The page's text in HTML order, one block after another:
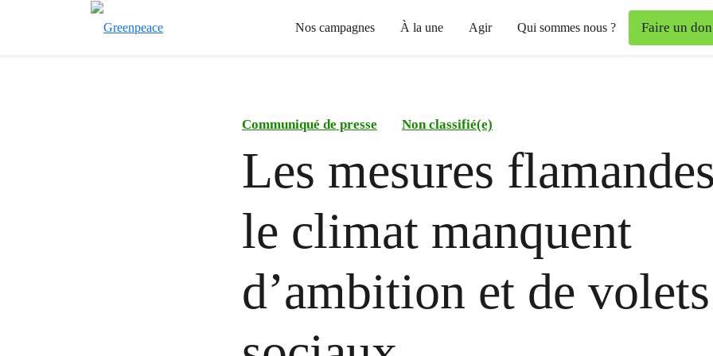
Nos campagnes À la une Agir Qui sommes nous ? Faire un don
Communiqué de presse Non classifié(e)
Les mesures
le climat manquent
d’ambition et de volets